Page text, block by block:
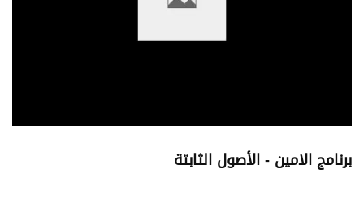
برنامج الامين - الأصول الثابتة